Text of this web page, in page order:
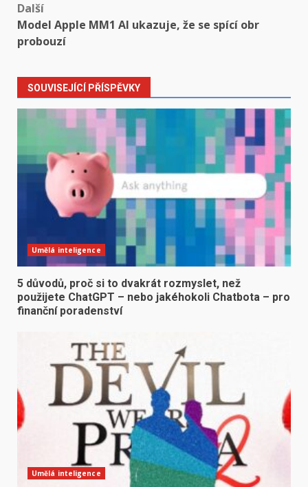
Další
Model Apple MM1 AI ukazuje, že se spící obr
probouzí
SOUVISEJÍCÍ PŘÍSPĚVKY
Umělá inteligence
5 důvodů, proč si to dvakrát rozmyslet, než
použijete ChatGPT – nebo jakéhokoli Chatbota – pro
finanční poradenství
Umělá inteligence